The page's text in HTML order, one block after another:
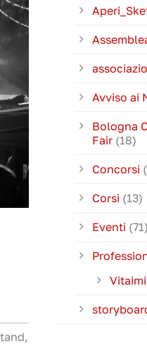
Avviso ai
Bologna
Fair (18)
Concorsi
Corsi (13)
Eventi (71)